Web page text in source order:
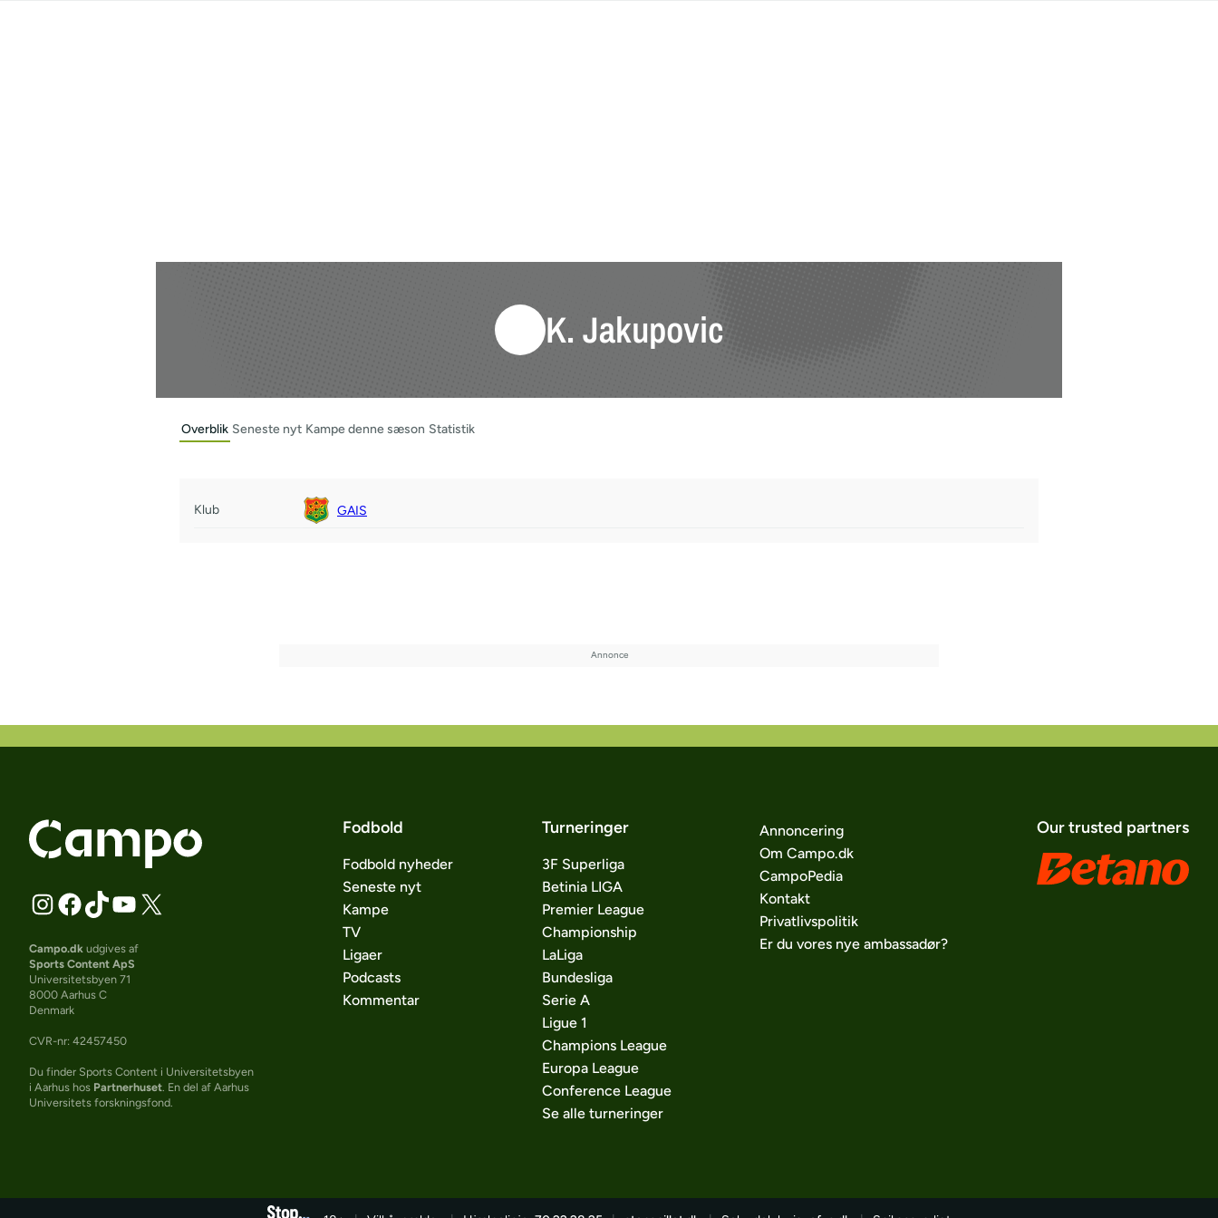
K. Jakupovic
Overblik Seneste nyt Kampe denne sæson Statistik
Klub GAIS
Campo.dk udgives af
Sports Content ApS
Universitetsbyen 71
8000 Aarhus C
Denmark
CVR-nr: 42457450
Du finder Sports Content i Universitetsbyen
i Aarhus hos Partnerhuset . En del af Aarhus
Universitets forskningsfond.
Fodbold
Fodbold nyheder
Seneste nyt
Kampe
TV
Ligaer
Podcasts
Kommentar
Turneringer
3F Superliga
Betinia LIGA
Premier League
Championship
LaLiga
Bundesliga
Serie A
Ligue 1
Champions League
Europa League
Conference League
Se alle turneringer
Annoncering
Om Campo.dk
CampoPedia
Kontakt
Privatlivspolitik
Er du vores nye ambassadør?
Our trusted partners